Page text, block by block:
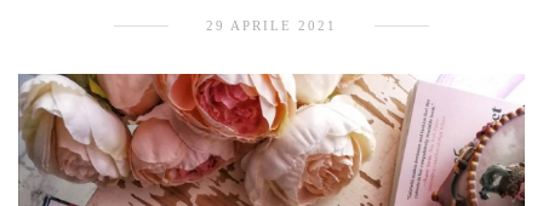
29 APRILE 2021